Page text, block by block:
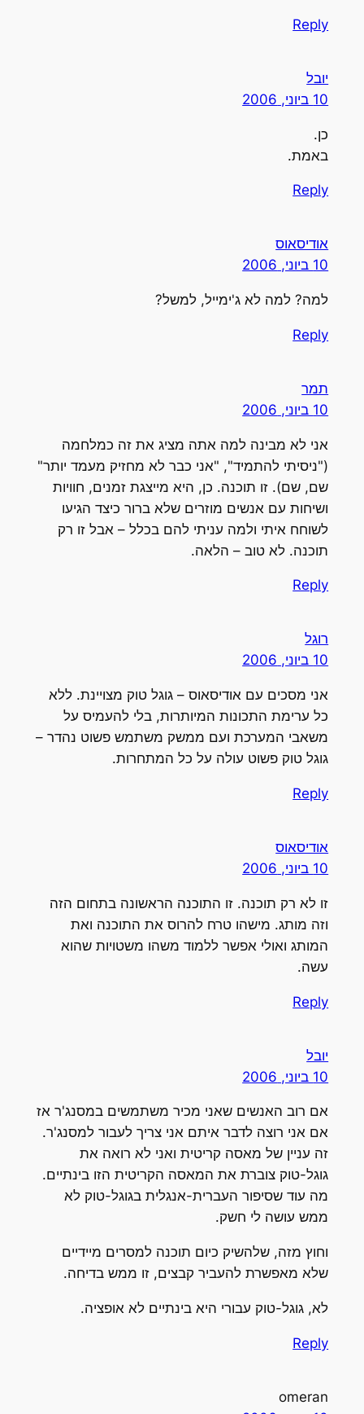
Reply
יובל
10 ביוני, 2006
כן.
באמת.
Reply
אודיסאוס
10 ביוני, 2006
למה? למה לא ג'ימייל, למשל?
Reply
תמר
10 ביוני, 2006
אני לא מבינה למה אתה מציג את זה כמלחמה
("ניסיתי להתמיד", "אני כבר לא מחזיק מעמד יותר"
שם, שם). זו תוכנה. כן, היא מייצגת זמנים, חוויות
ושיחות עם אנשים מוזרים שלא ברור כיצד הגיעו
לשוחח איתי ולמה עניתי להם בכלל – אבל זו רק
תוכנה. לא טוב – הלאה.
Reply
רוגל
10 ביוני, 2006
אני מסכים עם אודיסאוס – גוגל טוק מצויינת. ללא
כל ערימת התכונות המיותרות, בלי להעמיס על
משאבי המערכת ועם ממשק משתמש פשוט נהדר –
גוגל טוק פשוט עולה על כל המתחרות.
Reply
אודיסאוס
10 ביוני, 2006
זו לא רק תוכנה. זו התוכנה הראשונה בתחום הזה
וזה מותג. מישהו טרח להרוס את התוכנה ואת
המותג ואולי אפשר ללמוד משהו משטויות שהוא
עשה.
Reply
יובל
10 ביוני, 2006
אם רוב האנשים שאני מכיר משתמשים במסנג'ר אז
אם אני רוצה לדבר איתם אני צריך לעבור למסנג'ר.
זה עניין של מאסה קריטית ואני לא רואה את
גוגל-טוק צוברת את המאסה הקריטית הזו בינתיים.
מה עוד שסיפור העברית-אנגלית בגוגל-טוק לא
ממש עושה לי חשק.
וחוץ מזה, שלהשיק כיום תוכנה למסרים מיידיים
שלא מאפשרת להעביר קבצים, זו ממש בדיחה.
לא, גוגל-טוק עבורי היא בינתיים לא אופציה.
Reply
omeran